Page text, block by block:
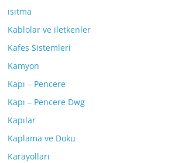
ısıtma
Kablolar ve iletkenler
Kafes Sistemleri
Kamyon
Kapı – Pencere
Kapı – Pencere Dwg
Kapılar
Kaplama ve Doku
Karayolları